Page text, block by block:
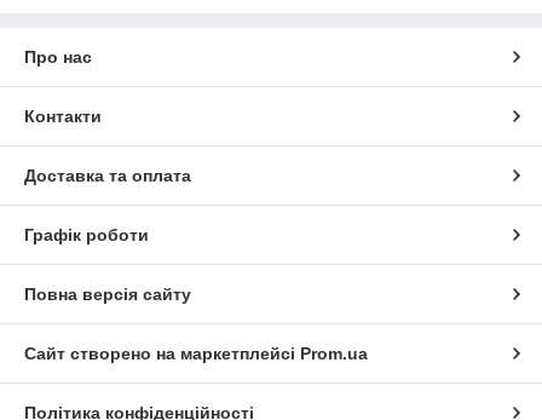
Про нас
Контакти
Доставка та оплата
Графік роботи
Повна версія сайту
Сайт створено на маркетплейсі Prom.ua
Політика конфіденційності